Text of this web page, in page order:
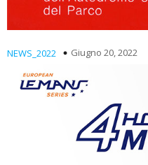
NEWS_2022 Giugno 20, 2022